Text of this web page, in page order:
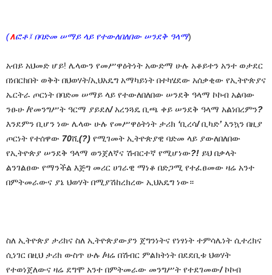
(∧ፎቶ፤ በባድመ ሠማይ ላይ የተውለበለበው ሠንደቅ ዓላማ)
አብይ አህመድ ሆይ! ሌላውን የመሥዋዕትነት አውድማ ሁሉ አቆይተን አንተ ወታደር
በነበርክበት ወቅት በህወሃት/ኢህአዴግ አማካይነት በተካሄደው አሰቃቂው የኢትዮጵያና
ኤርትራ ጦርነት በባድመ ሠማይ ላይ የተውለበለበው ሠንደቅ ዓላማ ኮኮብ አልባው
ንፁሁ /የመንግሥት ዓርማ ያይደለ/አረንጓዴ ቢጫ ቀይ ሠንደቅ ዓላማ አልነበረምን?
እንደምን ቢሆን ነው ሌላው ሁሉ የመሥዋዕትነት ታሪክ ‘ቢረሳ/ቢካድ’ እንኳን በዚያ
ጦርነት የተሰዋው 70ሺ(?) የሚገመት ኢትዮጵያዊ ባድመ ላይ ያውለበለበው
የኢትዮጵያ ሠንደቅ ዓላማ ወንጀለኛና ሽብርተኛ የሚሆነው?! ይህ በቃላት
ልንገልፀው የማንችል እጅግ መሪር ሀገራዊ ማነቆ በድጋሚ የተፈፀመው ዛሬ አንተ
በምትመራውና ያኔ ህወሃት በሚያሽከረክረው ኢህአዴግ ነው።
ስለ ኢትዮጵያ ታሪክና ስለ ኢትዮጵያውያን ጀግንነትና የነፃነት ተምሳሌነት ሲተረክና
ሲነገር በዚህ ታሪክ ውስጥ ሁሉ /ዛሬ በሽብር ምልክትነት በደደቢቱ ህወሃት
የተወነጀለውና ዛሬ ደግሞ አንተ በምትመራው መንግሥት የተደገመው/ ኮኮብ